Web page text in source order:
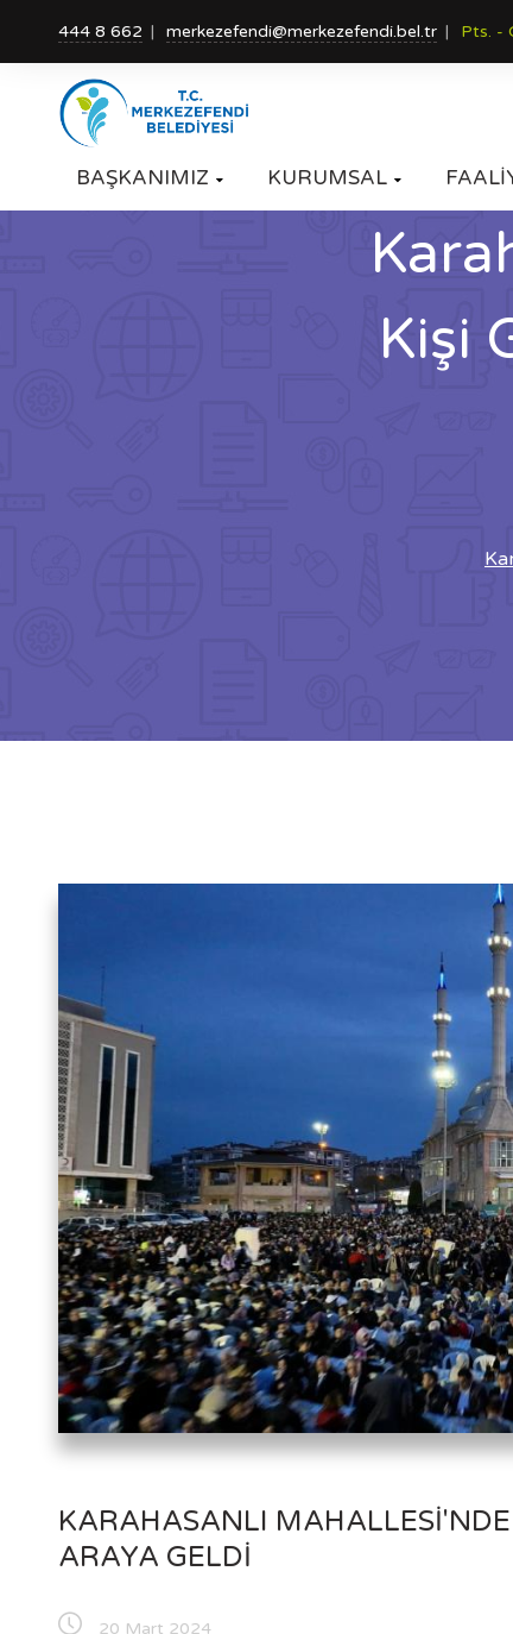
444 8 662 merkezefendi@merkezefendi.bel.tr Pts. -
BAŞKANIMIZ  KURUMSAL 
Kişi
KARAHASANLI
ARAYA GELDI
20 Mart 2024